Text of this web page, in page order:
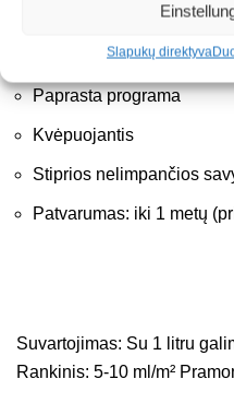
Slapukų direktyva
Išlaidos, laikas ir
Paprasta programa
Kvėpuojantis
Stiprios nelimpančios
Patvarumas: iki 1 metų
Suvartojimas: Su 1 litru
Rankinis: 5-10 ml/m²